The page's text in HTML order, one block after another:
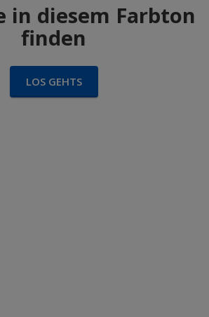
in diesem Farbton
finden
LOS GEHTS